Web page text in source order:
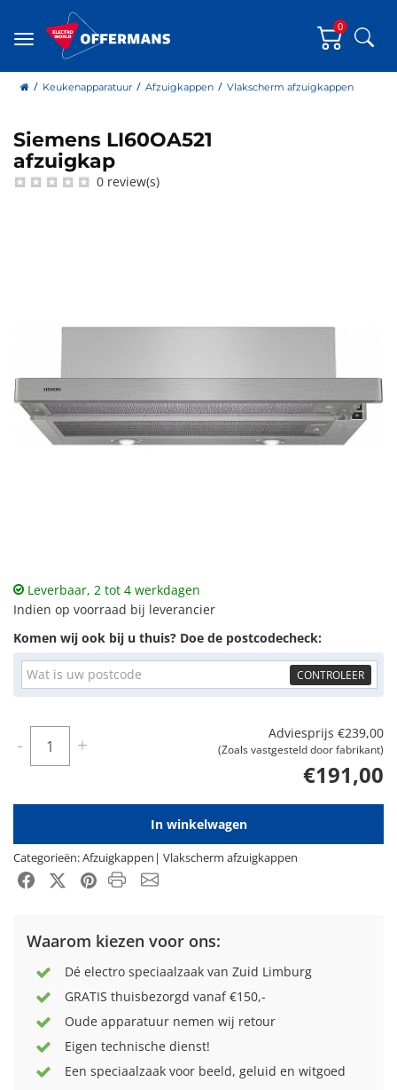
Menu
0
homeKeukenapparatuur Afzuigkappen Vlakscherm afzuigkappen
Siemens
Siemens LI60OA521
afzuigkap
0 review(s)
Leverbaar, 2 tot 4 werkdagen
Indien op voorraad bij leverancier
Komen wij ook bij u thuis? Doe de postcodecheck:
CONTROLEER
Adviesprijs €239,00
(Zoals vastgesteld door fabrikant)
€191,00
- +
In winkelwagen
Categorieën:Afzuigkappen | Vlakscherm afzuigkappen
FacebookX-Twitter
PinterestProduct PDF
Email
Waarom kiezen voor ons:
Dé electro speciaalzaak van Zuid Limburg
GRATIS thuisbezorgd vanaf €150,-
Oude apparatuur nemen wij retour
Eigen technische dienst!
Een speciaalzaak voor beeld, geluid en witgoed